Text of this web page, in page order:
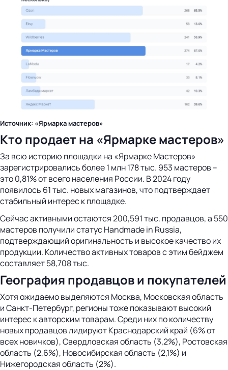
Источник: «Ярмарка мастеров»
Кто продает на «Ярмарке мастеров»
За всю историю площадки на «Ярмарке Мастеров»
зарегистрировались более 1 млн 178 тыс. 953 мастеров –
это 0,81% от всего населения России. В 2024 году
появилось 61 тыс. новых магазинов, что подтверждает
стабильный интерес к площадке.
Сейчас активными остаются 200,591 тыс. продавцов, а 550
мастеров получили статус Handmade in Russia,
подтверждающий оригинальность и высокое качество их
продукции. Количество активных товаров с этим бейджем
составляет 58,708 тыс.
География продавцов и покупателей
Хотя ожидаемо выделяются Москва, Московская область
и Санкт-Петербург, регионы тоже показывают высокий
интерес к авторским товарам. Среди них по количеству
новых продавцов лидируют Краснодарский край (6% от
всех новичков), Свердловская область (3,2%), Ростовская
область (2,6%), Новосибирская область (2,1%) и
Нижегородская область (2%).